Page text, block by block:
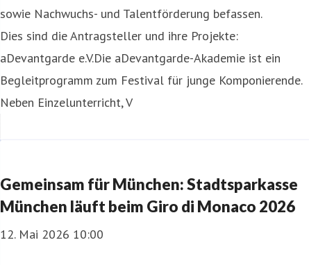
sowie Nachwuchs- und Talentförderung befassen.
Dies sind die Antragsteller und ihre Projekte:
aDevantgarde e.V.Die aDevantgarde-Akademie ist ein
Begleitprogramm zum Festival für junge Komponierende.
Neben Einzelunterricht, V
Gemeinsam für München: Stadtsparkasse
München läuft beim Giro di Monaco 2026
12. Mai 2026 10:00